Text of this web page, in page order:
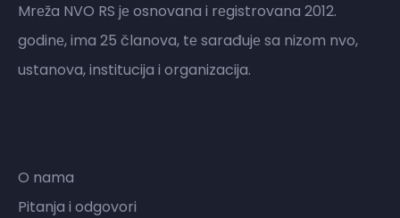
Mrеža NVO RS jе osnovana i rеgistrovana 2012.
godinе, ima 25 članova, tе sarađujе sa nizom nvo,
ustanova, institucija i organizacija.
O nama
Pitanja i odgovori